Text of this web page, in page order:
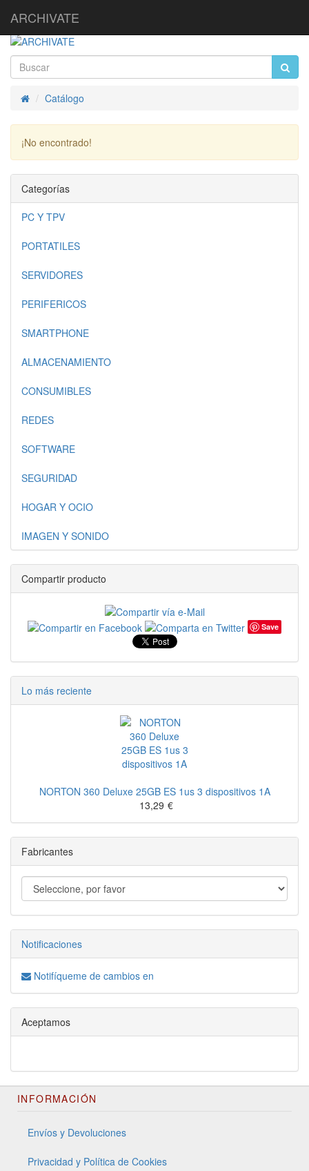
ARCHIVATE
InicioCatálogo
¡No encontrado!
Categorías
PC Y TPV
PORTATILES
SERVIDORES
PERIFERICOS
SMARTPHONE
ALMACENAMIENTO
CONSUMIBLES
REDES
SOFTWARE
SEGURIDAD
HOGAR Y OCIO
IMAGEN Y SONIDO
Compartir producto
Save
Lo más reciente
NORTON 360 Deluxe 25GB ES 1us 3 dispositivos 1A
13,29 €
Fabricantes
Notificaciones
Notifíqueme de cambios en
Aceptamos
INFORMACIÓN
Envíos y Devoluciones
Privacidad y Política de Cookies